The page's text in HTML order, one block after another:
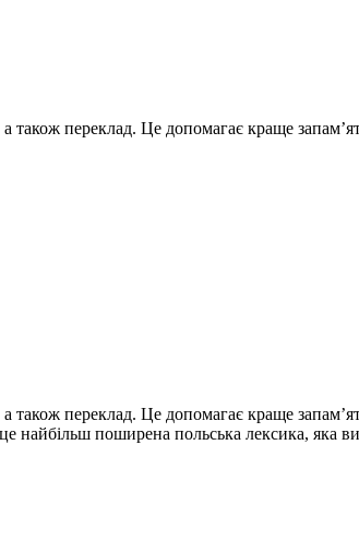
переклад. Це допомагає краще
переклад. Це допомагає краще
найбільш поширена польська лексика, яка